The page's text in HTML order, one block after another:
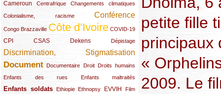
Cameroun
(47/289) Centrafrique
(23/289) Changements climatiques
(10/289)
Colonialisme, racisme
(19/289) Conférence
(118/289)
Congo Brazzaville
(24/289) Côte d’Ivoire
(263/289) COVID-19
(13/289)
CPI
(48/289) CSAS
(32/289) Dekens
(29/289) Dépistage
(19/289)
Discrimination, Stigmatisation
(131/289)
Document
(145/289) Documentaire
(9/289) Droit
(20/289) Droits humains
(22/289)
Enfants des rues
(21/289) Enfants maltraités
(10/289)
Enfants soldats
(68/289) Ethiopie
(12/289) Ethnopsy
(15/289) EVVIH
(55/289) Film
(22/289)
petite fille
principaux
«
2009. Le